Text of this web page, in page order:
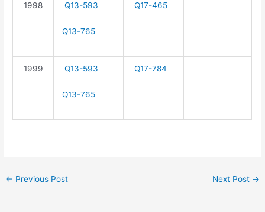
1998 Q13-593
Q13-765
Q17-465
1999 Q13-593
Q13-765
Q17-784
← Previous Post Next Post →